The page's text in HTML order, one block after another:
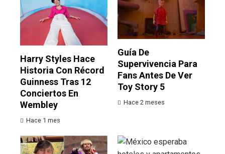
Harry Styles Hace
Historia Con Récord
Guinness Tras 12
Conciertos En
Wembley
Hace 1 mes
Guía De
Supervivencia Para
Fans Antes De Ver
Toy Story 5
Hace 2 meses